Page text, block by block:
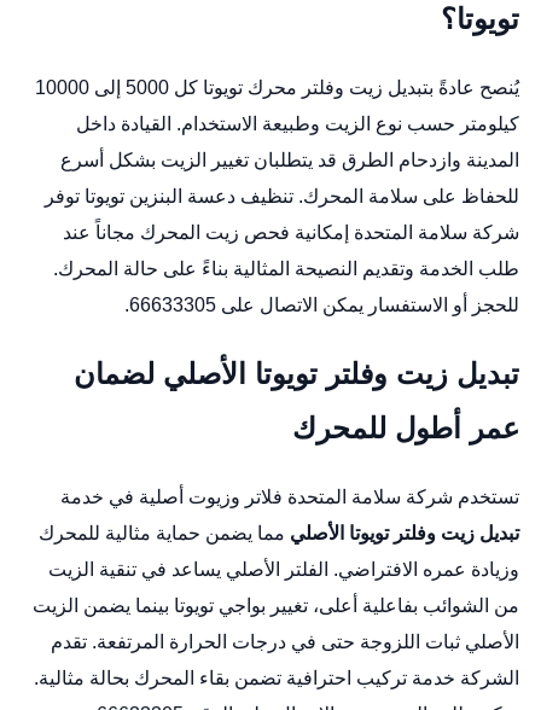
تويوتا؟
يُنصح عادةً بتبديل زيت وفلتر محرك تويوتا كل 5000 إلى 10000
كيلومتر حسب نوع الزيت وطبيعة الاستخدام. القيادة داخل
المدينة وازدحام الطرق قد يتطلبان تغيير الزيت بشكل أسرع
للحفاظ على سلامة المحرك. تنظيف دعسة البنزين تويوتا توفر
شركة سلامة المتحدة إمكانية فحص زيت المحرك مجاناً عند
طلب الخدمة وتقديم النصيحة المثالية بناءً على حالة المحرك.
للحجز أو الاستفسار يمكن الاتصال على 66633305.
تبديل زيت وفلتر تويوتا الأصلي لضمان
عمر أطول للمحرك
تستخدم شركة سلامة المتحدة فلاتر وزيوت أصلية في خدمة
تبديل زيت وفلتر تويوتا الأصلي مما يضمن حماية مثالية للمحرك
وزيادة عمره الافتراضي. الفلتر الأصلي يساعد في تنقية الزيت
من الشوائب بفاعلية أعلى، تغيير بواجي تويوتا بينما يضمن الزيت
الأصلي ثبات اللزوجة حتى في درجات الحرارة المرتفعة. تقدم
الشركة خدمة تركيب احترافية تضمن بقاء المحرك بحالة مثالية.